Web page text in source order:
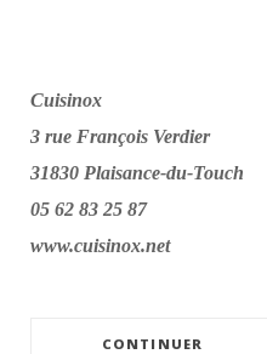
Cuisinox
3 rue François Verdier
31830 Plaisance-du-Touch
05 62 83 25 87
www.cuisinox.net
CONTINUER